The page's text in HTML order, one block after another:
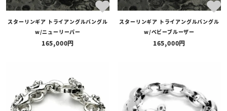
スターリンギア トライアングルバングル
w/ニューリーパー
165,000
スターリンギア トライアングルバングル
w/ベビーブルーザー
165,000